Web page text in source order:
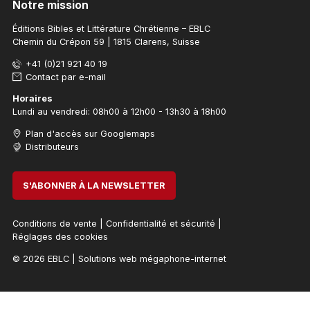
Notre mission
Éditions Bibles et Littérature Chrétienne – EBLC
Chemin du Crépon 59 | 1815 Clarens, Suisse
+41 (0)21 921 40 19
Contact par e-mail
Horaires
Lundi au vendredi: 08h00 à 12h00 - 13h30 à 18h00
Plan d'accès sur Googlemaps
Distributeurs
S'ABONNER À LA NEWSLETTER
Conditions de vente Confidentialité et sécurité
Réglages des cookies
© 2026 EBLC| Solutions web mégaphone-internet